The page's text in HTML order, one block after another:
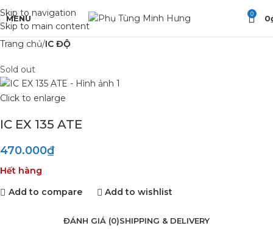
Skip to navigation
Skip to main content
MENU 0 0
Trang chủ IC ĐỘ
Sold out
Click to enlarge
IC EX 135 ATE
470.000₫
Hết hàng
Add to compare
Add to wishlist
ĐÁNH GIÁ (0)SHIPPING & DELIVERY